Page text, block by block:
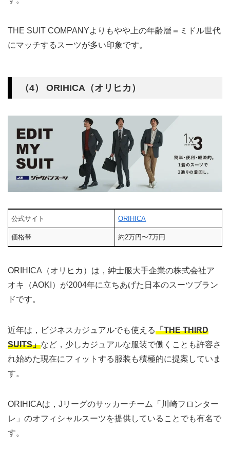
THE SUIT COMPANYよりもやや上の年齢層＝ミドル世代
にマッチするスーツが多い印象です。
（4） ORIHICA（オリヒカ）
公式サイト ORIHICA
価格帯 約2万円〜7万円
ORIHICA（オリヒカ）は，紳士服大手企業の株式会社ア
オキ（AOKI）が2004年に立ちあげた日本のスーツブラン
ドです。
近年は，ビジネスカジュアルでも使える「THE THIRD
SUITS」など，少しカジュアルな服装で働くことも許容さ
れ始めた現在にフィットする服装も積極的に提案していま
す。
ORIHICAは，Jリーグのサッカーチーム「川崎フロンター
レ」のオフィシャルスーツを提供していることでも有名で
す。